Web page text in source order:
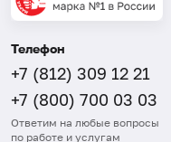
Телефон
+7 (812) 309 12 21
+7 (800) 700 03 03
Ответим на любые вопросы
по работе и услугам